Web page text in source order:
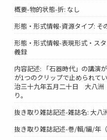
概要-物的状態-折: なし
形態・形式情報-資源タイプ: そ
形態・形式情報-表現形式・ス
義録
内容記述: 「石器時代」の講演
が1つのクリップで止められて
治三十九年五月二十日 大八
り。
抜き取り雑誌記述-雑誌名: 大八
抜き取り雑誌記述-巻/輯/編/年（